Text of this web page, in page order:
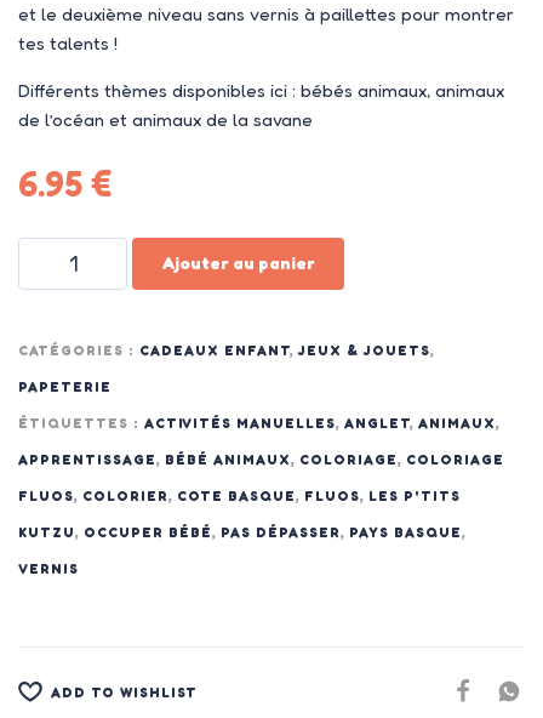
et le deuxième niveau sans vernis à paillettes pour montrer
tes talents !
Différents thèmes disponibles ici : bébés animaux, animaux
de l’océan et animaux de la savane
6.95€
Ajouter au panier
CATÉGORIES : CADEAUX ENFANT,JEUX & JOUETS,
PAPETERIE
ÉTIQUETTES : ACTIVITÉS MANUELLES, ANGLET, ANIMAUX,
APPRENTISSAGE, BÉBÉ ANIMAUX, COLORIAGE, COLORIAGE
FLUOS, COLORIER, COTE BASQUE, FLUOS, LES P'TITS
KUTZU, OCCUPER BÉBÉ, PAS DÉPASSER, PAYS BASQUE,
VERNIS
ADD TO WISHLIST